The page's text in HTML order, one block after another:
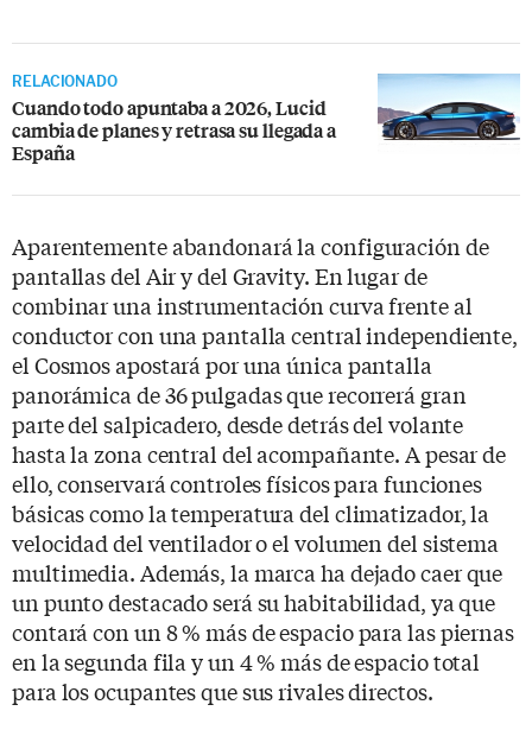
RELACIONADO
Cuando todo apuntaba a 2026, Lucid
cambia de planes y retrasa su llegada a
España
Aparentemente abandonará la configuración de
pantallas del Air y del Gravity. En lugar de
combinar una instrumentación curva frente al
conductor con una pantalla central independiente,
el Cosmos apostará por una única pantalla
panorámica de 36 pulgadas que recorrerá gran
parte del salpicadero, desde detrás del volante
hasta la zona central del acompañante. A pesar de
ello, conservará controles físicos para funciones
básicas como la temperatura del climatizador, la
velocidad del ventilador o el volumen del sistema
multimedia. Además, la marca ha dejado caer que
un punto destacado será su habitabilidad, ya que
contará con un 8 % más de espacio para las piernas
en la segunda fila y un 4 % más de espacio total
para los ocupantes que sus rivales directos.